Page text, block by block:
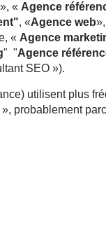
« Agence
, «Agence web
« Agence
" "Agence
SEO »).
utilisent plus
probablement